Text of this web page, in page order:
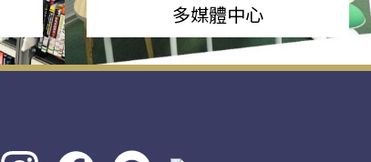
多媒體中心